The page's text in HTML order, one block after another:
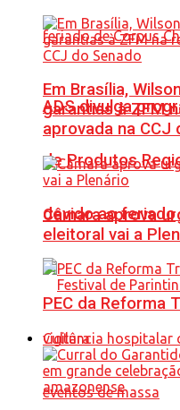
ADS divulga
de Produtos
devido ao
Em Brasília,
garantias à ZFM
aprovada na CCJ
Câmara aprova
eleitoral vai a
PEC da Reforma
Cultura